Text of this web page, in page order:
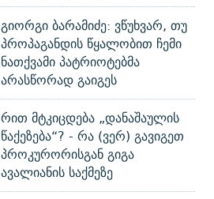
გიორგი ბარამიძე: ვწუხვარ, თუ
პროპაგანდის წყალობით ჩემი
ნათქვამი პატრიოტებმა
არასწორად გაიგეს
რით მტკიცდება „დანაშაულის
წაქეზება“? - რა (ვერ) გავიგეთ
პროკურორისგან გიგა
ავალიანის საქმეზე